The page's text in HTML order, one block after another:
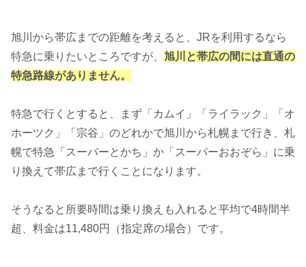
旭川から帯広までの距離を考えると、JRを利用するなら
特急に乗りたいところですが、 旭川と帯広の間には直通の
特急路線がありません。
特急で行くとすると、まず「カムイ」「ライラック」「オ
ホーツク」「宗谷」のどれかで旭川から札幌まで行き、札
幌で特急「スーパーとかち」か「スーパーおおぞら」に乗
り換えて帯広まで行くことになります。
そうなると所要時間は乗り換えも入れると平均で4時間半
超、料金は11,480円（指定席の場合）です。